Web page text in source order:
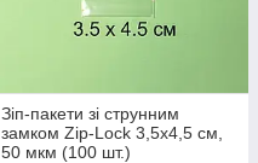
Зіп-пакети зі струнним
замком Zip-Lock 3,5х4,5 см,
50 мкм (100 шт.)